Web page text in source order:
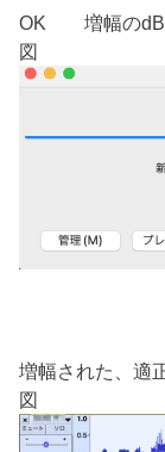
OK 増幅のdB
図
増幅された、適
図